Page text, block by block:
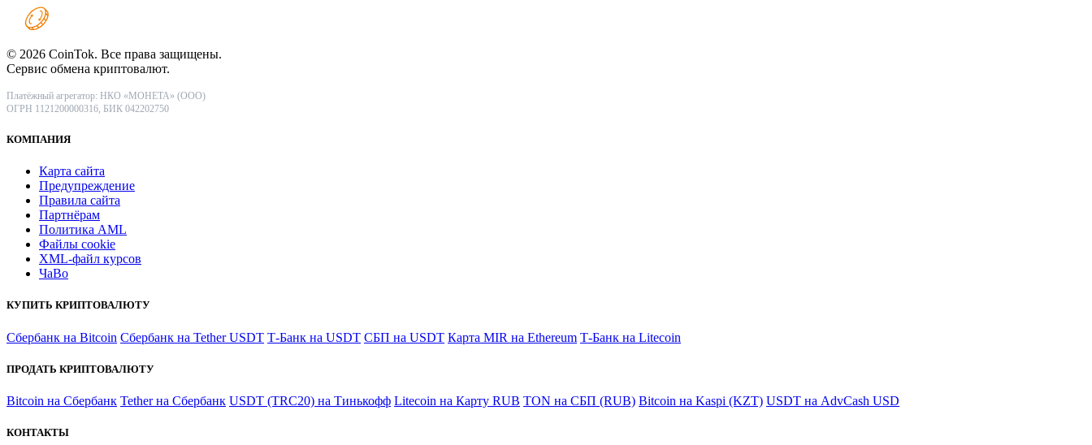
© 2026 CoinTok. Все права защищены.
Сервис обмена криптовалют.
Платёжный агрегатор: НКО «МОНЕТА» (ООО)
ОГРН 1121200000316, БИК 042202750
КОМПАНИЯ
Карта сайта
Предупреждение
Правила сайта
Партнёрам
Политика AML
Файлы coоkie
XML-файл курсов
ЧаВо
КУПИТЬ КРИПТОВАЛЮТУ
Сбербанк на Bitcoin Сбербанк на Tether USDT Т-Банк на USDT СБП на USDT Карта MIR на Ethereum Т-Банк на Litecoin
ПРОДАТЬ КРИПТОВАЛЮТУ
Bitcoin на Сбербанк Tether на Сбербанк USDT (TRC20) на Тинькофф Litecoin на Карту RUB TON на СБП (RUB) Bitcoin на Kaspi (KZT) USDT на AdvCash USD
КОНТАКТЫ